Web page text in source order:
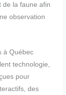
de la faune afin
observation
à Québec
technologie,
pour
des